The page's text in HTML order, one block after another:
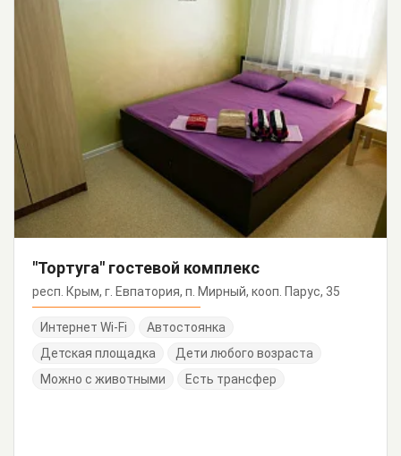
"Тортуга" гостевой комплекс
респ. Крым, г. Евпатория, п. Мирный, кооп. Парус, 35
Интернет Wi-Fi
Автостоянка
Детская площадка
Дети любого возраста
Можно с животными
Есть трансфер